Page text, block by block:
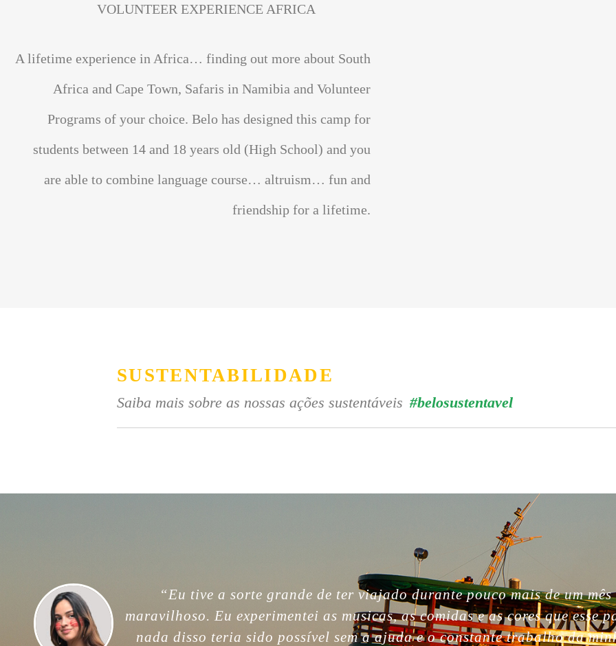
VOLUNTEER EXPERIENCE AFRICA
A lifetime experience in Africa… finding out more about South
Africa and Cape Town, Safaris in Namibia and Volunteer
Programs of your choice. Belo has designed this camp for
students between 14 and 18 years old (High School) and you
are able to combine language course… altruism… fun and
friendship for a lifetime.
SUSTENTABILIDADE
Saiba mais sobre as nossas ações sustentáveis #belosustentavel
“For me, this trip was unforgettable. So beautiful people, nature, without
memories. Thank you so much, the best week of my life. So much love for
good work! Plus, thanks for being plastic free!”